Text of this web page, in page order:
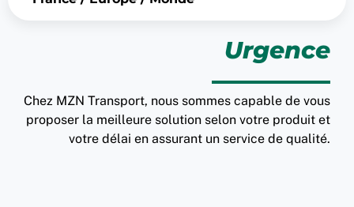
Urgence
Chez MZN Transport, nous sommes capable de vous
proposer la meilleure solution selon votre produit et
votre délai en assurant un service de qualité.